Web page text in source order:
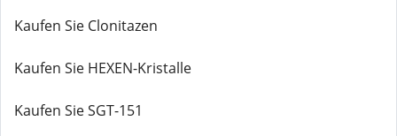
Kaufen Sie Clonitazen
Kaufen Sie HEXEN-Kristalle
Kaufen Sie SGT-151